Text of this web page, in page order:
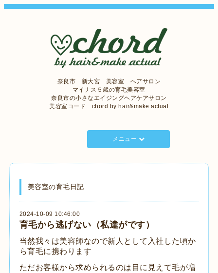
奈良市 新大宮 美容室 ヘアサロン
マイナス５歳の育毛美容室
奈良市の小さなエイジングヘアケアサロン
美容室コード chord by hair&make actual
メニュー
美容室の育毛日記
2024-10-09 10:46:00
育毛から逃げない（私達がです）
当然我々は美容師なので新人として入社した頃か
ら育毛に携わります
ただお客様から求められるのは目に見えて毛が増